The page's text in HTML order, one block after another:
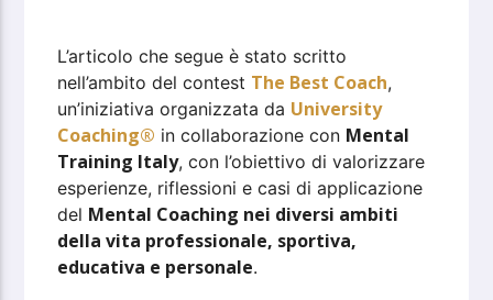
L’articolo che segue è stato scritto
nell’ambito del contest The Best Coach,
un’iniziativa organizzata da University
Coaching® in collaborazione con Mental
Training Italy, con l’obiettivo di valorizzare
esperienze, riflessioni e casi di applicazione
del Mental Coaching nei diversi ambiti
della vita professionale, sportiva,
educativa e personale.